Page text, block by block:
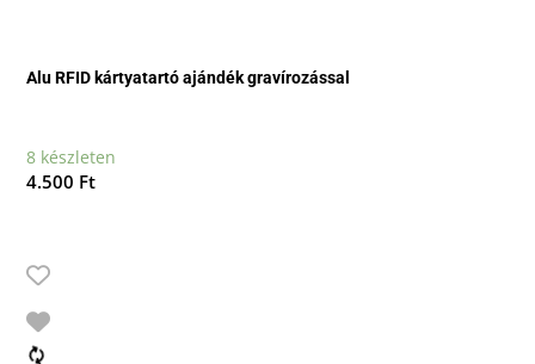
Alu RFID kártyatartó ajándék gravírozással
8 készleten
4.500 Ft